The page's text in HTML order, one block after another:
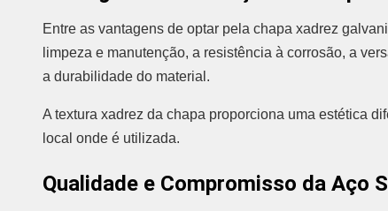
Entre as vantagens de optar pela chapa xadrez
limpeza e manutenção, a resistência à corrosão, a
a durabilidade do material.
A textura xadrez da chapa proporciona uma estética
local onde é utilizada.
Qualidade e Compromisso da Aço